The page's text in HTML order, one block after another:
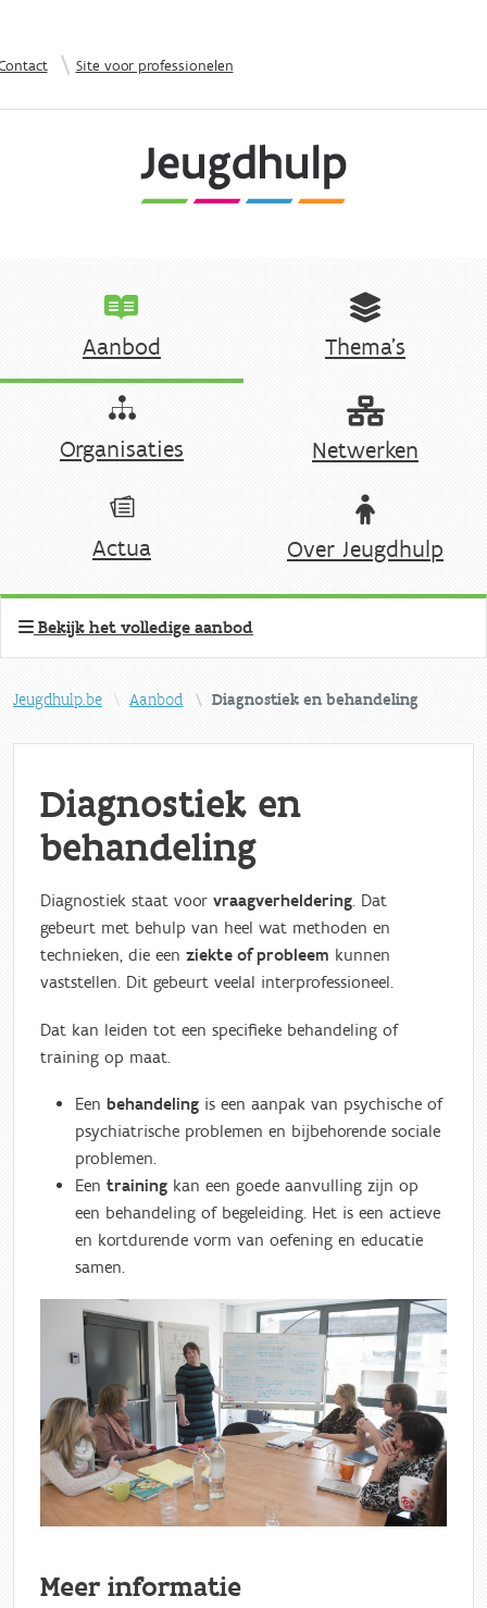
| Site voor professionelen
Aanbod Thema's
Organisaties Netwerken
Actua Over Jeugdhulp
Bekijk het volledige aanbod
Jeugdhulp.be Aanbod Diagnostiek en behandeling
Diagnostiek en
behandeling
Diagnostiek staat voor vraagverheldering. Dat
gebeurt met behulp van heel wat methoden en
technieken, die een ziekte of probleem kunnen
vaststellen. Dit gebeurt veelal interprofessioneel.
Dat kan leiden tot een specifieke behandeling of
training op maat.
Een behandeling is een aanpak van psychische of
psychiatrische problemen en bijbehorende sociale
problemen.
Een training kan een goede aanvulling zijn op
een behandeling of begeleiding. Het is een actieve
en kortdurende vorm van oefening en educatie
samen.
Meer informatie